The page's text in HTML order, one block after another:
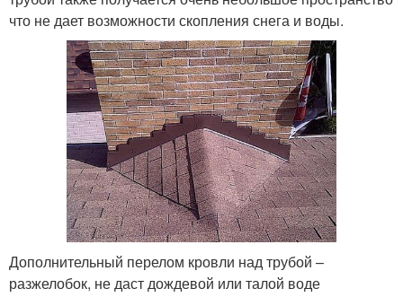
что не дает возможности скопления снега и воды.
Дополнительный перелом кровли над трубой –
разжелобок, не даст дождевой или талой воде